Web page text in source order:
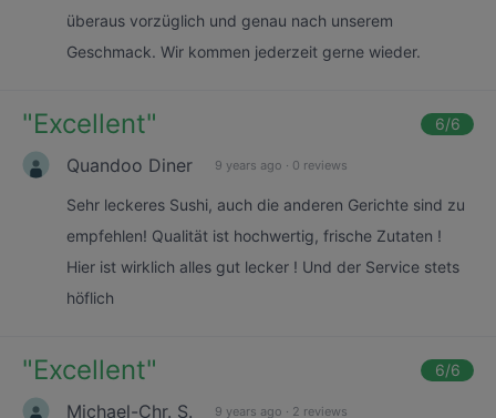
überaus vorzüglich und genau nach unserem
Geschmack. Wir kommen jederzeit gerne wieder.
"Excellent" 6/6
Quandoo Diner 9 years ago · 0 reviews
Sehr leckeres Sushi, auch die anderen Gerichte sind zu
empfehlen! Qualität ist hochwertig, frische Zutaten !
Hier ist wirklich alles gut lecker ! Und der Service stets
höflich
"Excellent" 6/6
Michael-Chr. S. 9 years ago · 2 reviews